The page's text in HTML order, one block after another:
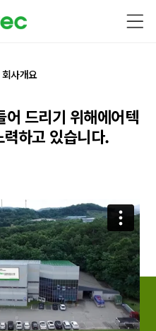
사개요
어 드리기 위해에어텍
하고 있습니다.